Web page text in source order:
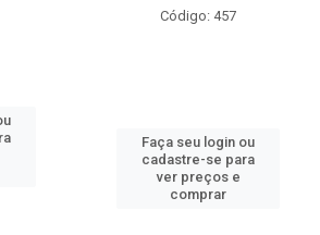
Código: 457
Faça seu login ou
cadastre-se para
ver preços e
comprar